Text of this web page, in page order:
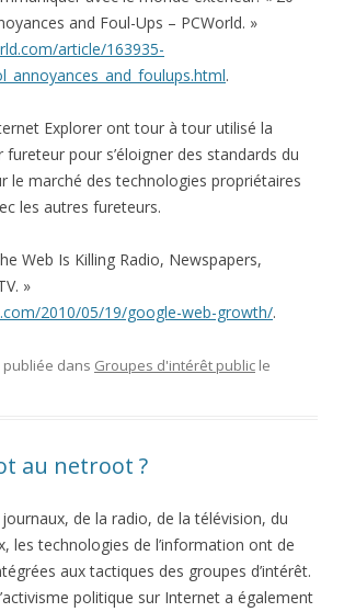
and Foul-Ups – PCWorld. »
article/163935-
.
Explorer ont tour à tour utilisé la
pour s’éloigner des standards du
le marché des technologies propriétaires
les autres fureteurs.
Web Is Killing Radio, Newspapers,
»
2010/05/19/google-web-growth/.
dans Groupes d'intérêt public le
au netroot ?
journaux, de la radio, de la télévision, du
les technologies de l’information ont de
aux tactiques des groupes d’intérêt.
politique sur Internet a également